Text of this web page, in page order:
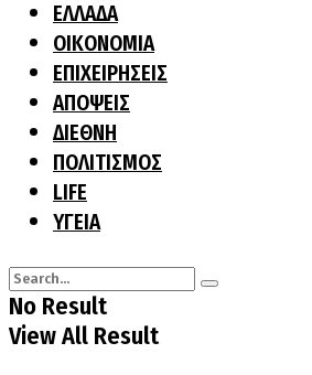
ΕΛΛΑΔΑ
ΟΙΚΟΝΟΜΙΑ
ΕΠΙΧΕΙΡΗΣΕΙΣ
ΑΠΟΨΕΙΣ
ΔΙΕΘΝΗ
ΠΟΛΙΤΙΣΜΟΣ
LIFE
ΥΓΕΙΑ
No Result
View All Result